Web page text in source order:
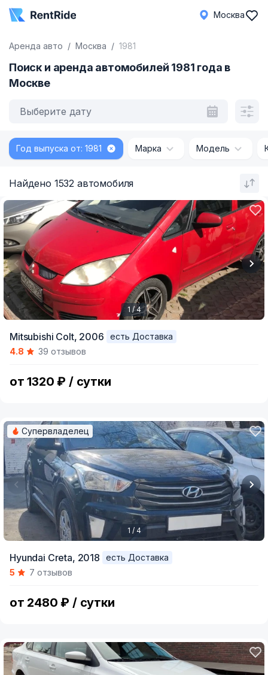
Москва
Аренда авто Москва 1981
Поиск и аренда автомобилей 1981 года в
Москве
Выберите дату
Год выпуска от: 1981 Марка Модель
Найдено 1532 автомобиля
of
1 / 4
Mitsubishi Colt, 2006
есть Доставка
4.8
39 отзывов
от 1320 ₽ / сутки
of
Супервладелец
1 / 4
Hyundai Creta, 2018
есть Доставка
5
7 отзывов
от 2480 ₽ / сутки